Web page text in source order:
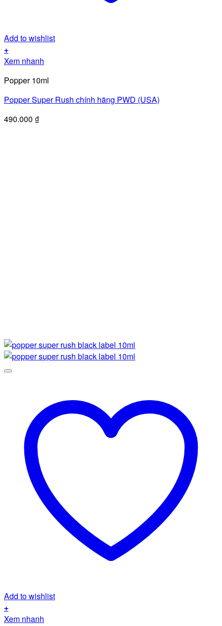
Add to wishlist
+
Xem nhanh
Popper 10ml
Popper Super Rush chính hãng PWD (USA)
490.000 ₫
Add to wishlist
+
Xem nhanh